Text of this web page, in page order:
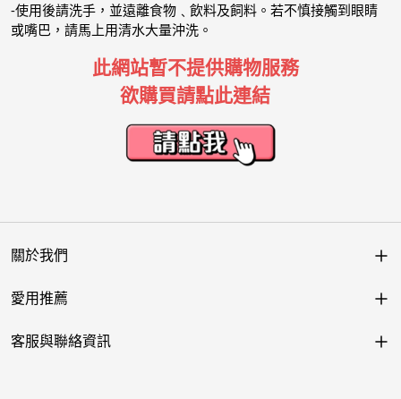
-使用後請洗手，並遠離食物﹑飲料及飼料。若不慎接觸到眼睛
或嘴巴，請馬上用清水大量沖洗。
此網站暫不提供購物服務
欲購買請點此連結
關於我們
愛用推薦
客服與聯絡資訊